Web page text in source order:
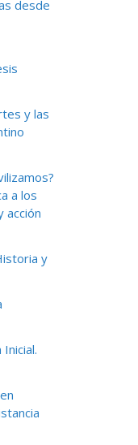
desde
y las
a los
acción
y